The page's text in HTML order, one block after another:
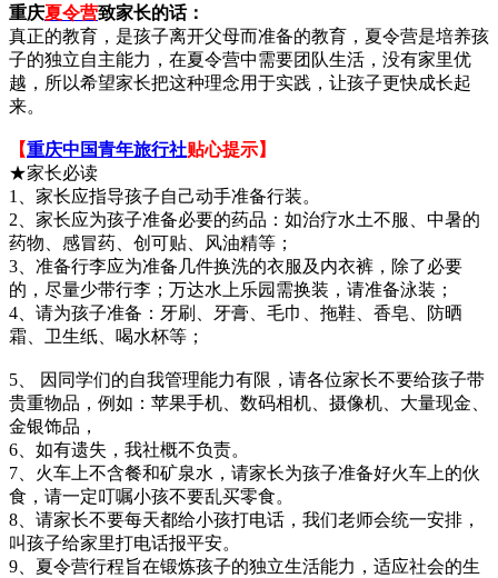
重庆夏令营致家长的话：
真正的教育，是孩子离开父母而准备的教育，夏令营是培养孩
子的独立自主能力，在夏令营中需要团队生活，没有家里优
越，所以希望家长把这种理念用于实践，让孩子更快成长起
来。
【重庆中国青年旅行社贴心提示】
★家长必读
1、家长应指导孩子自己动手准备行装。
2、家长应为孩子准备必要的药品：如治疗水土不服、中暑的
药物、感冒药、创可贴、风油精等；
3、准备行李应为准备几件换洗的衣服及内衣裤，除了必要
的，尽量少带行李；万达水上乐园需换装，请准备泳装；
4、请为孩子准备：牙刷、牙膏、毛巾、拖鞋、香皂、防晒
霜、卫生纸、喝水杯等；
5、 因同学们的自我管理能力有限，请各位家长不要给孩子带
贵重物品，例如：苹果手机、数码相机、摄像机、大量现金、
金银饰品，
6、如有遗失，我社概不负责。
7、火车上不含餐和矿泉水，请家长为孩子准备好火车上的伙
食，请一定叮嘱小孩不要乱买零食。
8、请家长不要每天都给小孩打电话，我们老师会统一安排，
叫孩子给家里打电话报平安。
9、夏令营行程旨在锻炼孩子的独立生活能力，适应社会的生